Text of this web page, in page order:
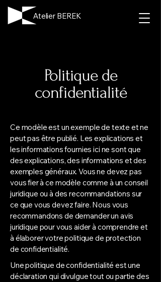
Atelier BEREK
Politique de
confidentialité
Ce modèle est un exemple de texte et ne
peut pas être publié. Les explications et
les informations fournies ici ne sont que
des explications, des informations et des
exemples généraux. Vous ne devez pas
vous fier à ce modèle comme à un conseil
juridique ou à des recommandations sur
ce que vous devez faire. Nous vous
recommandons de demander un avis
juridique pour vous aider à comprendre et
à élaborer votre politique de protection
de confidentialité.
Une politique de confidentialité est une
déclaration qui divulgue tout ou partie des